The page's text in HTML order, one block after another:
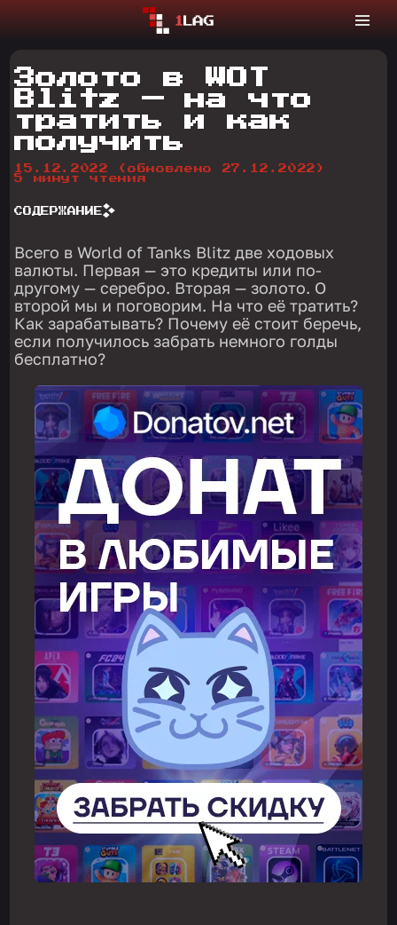
Золото в WOT
Blitz — на что
тратить и как
получить
15.12.2022
(обновлено 27.12.2022)
5 минут чтения
СОДЕРЖАНИЕ
Всего в World of Tanks Blitz две ходовых
валюты. Первая — это кредиты или по-
другому — серебро. Вторая — золото. О
второй мы и поговорим. На что её тратить?
Как зарабатывать? Почему её стоит беречь,
если получилось забрать немного голды
бесплатно?